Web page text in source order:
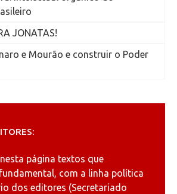
JONATAS!
e Mourão e construir o Poder
página textos que
com a linha política
dos editores (Secretariado